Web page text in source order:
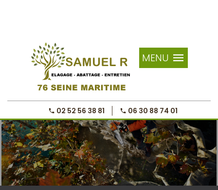
MENU
02 52 56 38 81 06 30 88 74 01